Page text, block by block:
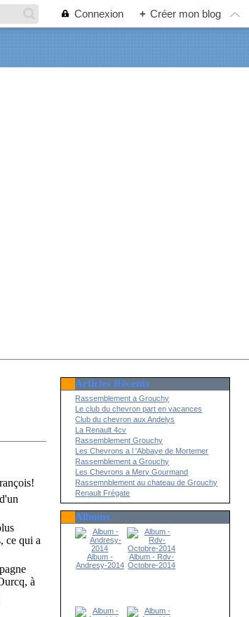
Connexion + Créer mon blog
!
ce qui a
à
Articles Récents
Rassemblement a Grouchy
Le club du chevron part en vacances
Club du chevron aux Andelys
La Renault 4cv
Rassemblement Grouchy
Les Chevrons a l 'Abbaye de Mortemer
Rassemblement a Grouchy
Les Chevrons a Mery Gourmand
Rassemnblement au chateau de Grouchy
Renault Frégate
Albums
Album -
Andresy-2014
Album - Rdv-
Octobre-2014